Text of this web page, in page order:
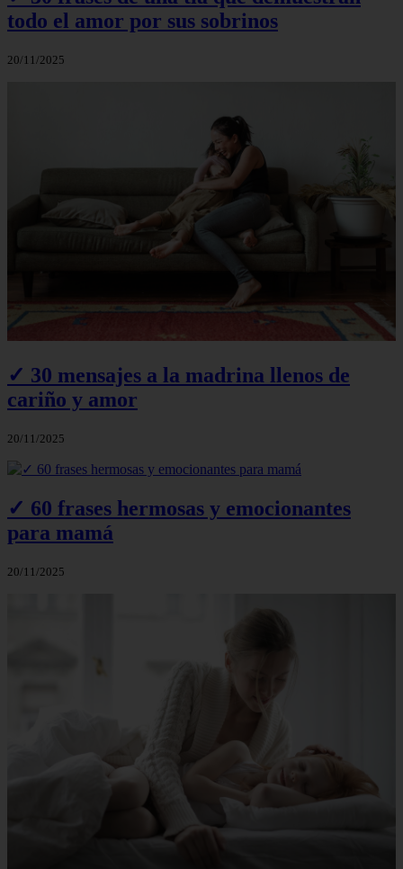
todo el amor por sus sobrinos
20/11/2025
✓ 30 mensajes a la madrina llenos de
cariño y amor
20/11/2025
✓ 60 frases hermosas y emocionantes
para mamá
20/11/2025